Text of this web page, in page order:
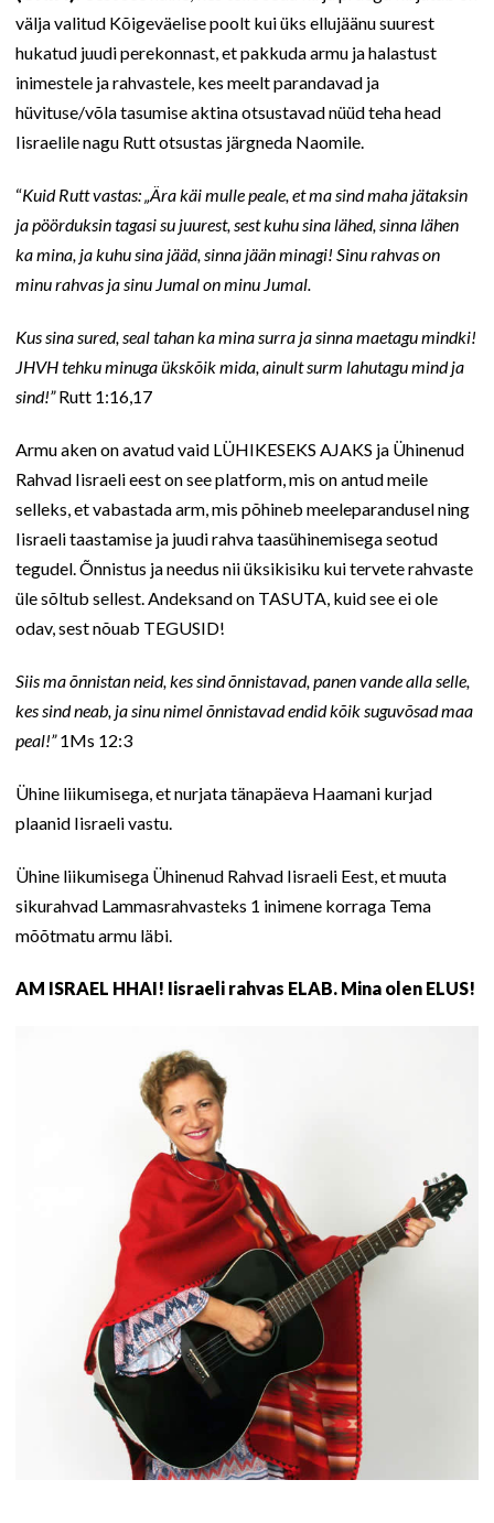
välja valitud Kõigeväelise poolt kui üks ellujäänu suurest
hukatud juudi perekonnast, et pakkuda armu ja halastust
inimestele ja rahvastele, kes meelt parandavad ja
hüvituse/võla tasumise aktina otsustavad nüüd teha head
Iisraelile nagu Rutt otsustas järgneda Naomile.
“Kuid Rutt vastas: „Ära käi mulle peale, et ma sind maha jätaksin
ja pöörduksin tagasi su juurest, sest kuhu sina lähed, sinna lähen
ka mina, ja kuhu sina jääd, sinna jään minagi! Sinu rahvas on
minu rahvas ja sinu Jumal on minu Jumal.
Kus sina sured, seal tahan ka mina surra ja sinna maetagu mindki!
JHVH tehku minuga ükskõik mida, ainult surm lahutagu mind ja
sind!”Rutt 1:16,17
Armu aken on avatud vaid LÜHIKESEKS AJAKS ja Ühinenud
Rahvad Iisraeli eest on see platform, mis on antud meile
selleks, et vabastada arm, mis põhineb meeleparandusel ning
Iisraeli taastamise ja juudi rahva taasühinemisega seotud
tegudel. Õnnistus ja needus nii üksikisiku kui tervete rahvaste
üle sõltub sellest. Andeksand on TASUTA, kuid see ei ole
odav, sest nõuab TEGUSID!
Siis ma õnnistan neid, kes sind õnnistavad, panen vande alla selle,
kes sind neab, ja sinu nimel õnnistavad endid kõik suguvõsad maa
peal!”1Ms 12:3
Ühine liikumisega, et nurjata tänapäeva Haamani kurjad
plaanid Iisraeli vastu.
Ühine liikumisega Ühinenud Rahvad Iisraeli Eest, et muuta
sikurahvad Lammasrahvasteks 1 inimene korraga Tema
mõõtmatu armu läbi.
AM ISRAEL HHAI! Iisraeli rahvas ELAB. Mina olen ELUS!